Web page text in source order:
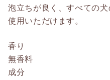
泡立ちが良く、すべての
使用いただけます。
香り
無香料
成分